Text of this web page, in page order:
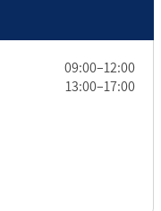
09:00–12:00
13:00–17:00